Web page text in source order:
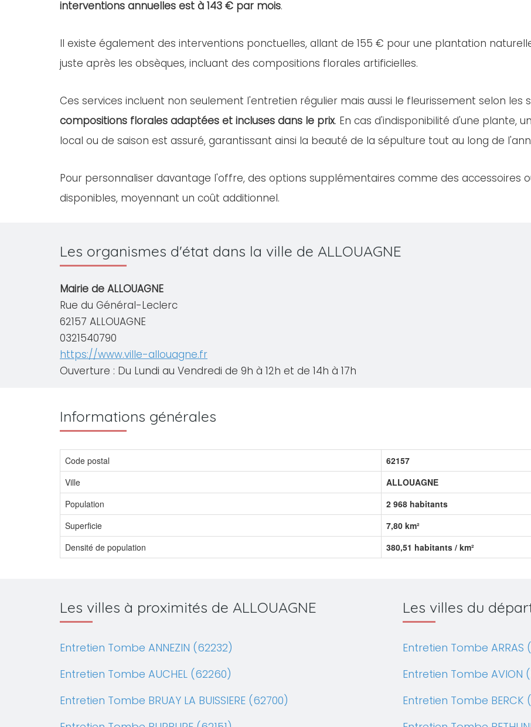
interventions annuelles est à 143 € par mois.
Il existe également des interventions ponctuelles, allant de 155 € pour une plantation
juste après les obsèques, incluant des compositions florales artificielles.
Ces services incluent non seulement l'entretien régulier mais aussi le fleurissement selon les
compositions florales adaptées et incluses dans le prix. En cas d'indisponibilité d'une plante,
local ou de saison est assuré, garantissant ainsi la beauté de la sépulture tout au long de
Pour personnaliser davantage l'offre, des options supplémentaires comme des accessoires
disponibles, moyennant un coût additionnel.
Les organismes d'état dans la ville de ALLOUAGNE
Mairie de ALLOUAGNE
Rue du Général-Leclerc
62157 ALLOUAGNE
0321540790
https://www.ville-allouagne.fr
Ouverture : Du Lundi au Vendredi de 9h à 12h et de 14h à 17h
Informations générales
Code postal
62157
Ville
ALLOUAGNE
Population
2 968 habitants
Superficie
7,80 km²
Densité de population
380,51 habitants / km²
Les villes à proximités de ALLOUAGNE
Entretien Tombe ANNEZIN (62232)
Entretien Tombe AUCHEL (62260)
Entretien Tombe BRUAY LA BUISSIERE (62700)
Les villes du
Entretien Tombe ARRAS
Entretien Tombe AVION
Entretien Tombe BERCK